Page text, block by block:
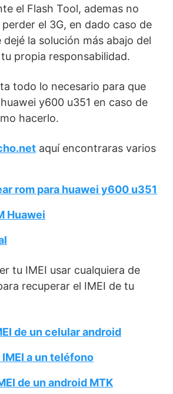
el Flash Tool, ademas no
el 3G, en dado caso de
la solución más abajo del
propia responsabilidad.
todo lo necesario para que
y600 u351 en caso de
hacerlo.
aquí encontraras varios
rom para huawei y600 u351
Huawei
tu IMEI usar cualquiera de
recuperar el IMEI de tu
de un celular android
a un teléfono
de un android MTK